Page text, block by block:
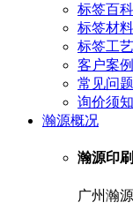
标签百科
标签材料
标签工艺
客户案例
常见问题
询价须知
瀚源概况
瀚源印
广州瀚